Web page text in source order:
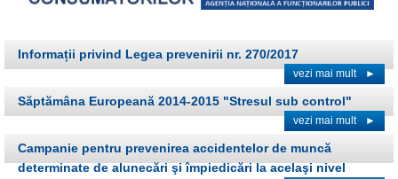
Informații privind Legea prevenirii nr. 270/2017
vezi mai mult ►
Săptămâna Europeană 2014-2015 "Stresul sub control"
vezi mai mult ►
Campanie pentru prevenirea accidentelor de muncă
determinate de alunecări şi împiedicări la acelaşi nivel